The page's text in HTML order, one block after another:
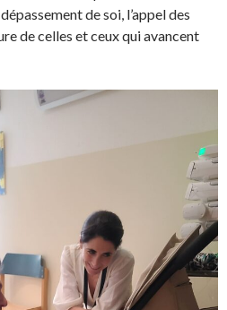
de soi, l’appel des
de celles et ceux qui avancent